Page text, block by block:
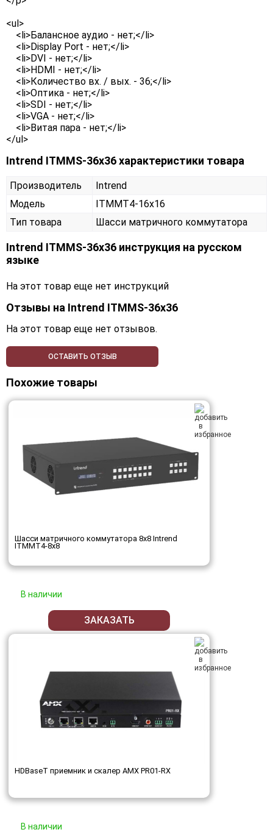
<ul>
<li>Балансное аудио - нет;</li>
<li>Display Port - нет;</li>
<li>DVI - нет;</li>
<li>HDMI - нет;</li>
<li>Количество вх. / вых. - 36;</li>
<li>Оптика - нет;</li>
<li>SDI - нет;</li>
<li>VGA - нет;</li>
<li>Витая пара - нет;</li>
</ul>
Intrend ITMMS-36x36 характеристики товара
Производитель
Intrend
Модель
ITMMT4-16x16
Тип товара
Шасси матричного коммутатора
Intrend ITMMS-36x36 инструкция на русском
языке
На этот товар еще нет инструкций
Отзывы на Intrend ITMMS-36x36
На этот товар еще нет отзывов.
ОСТАВИТЬ ОТЗЫВ
Похожие товары
Шасси матричного коммутатора 8x8 Intrend
ITMMT4-8x8
В наличии
ЗАКАЗАТЬ
HDBaseT приемник и скалер AMX PR01-RX
В наличии